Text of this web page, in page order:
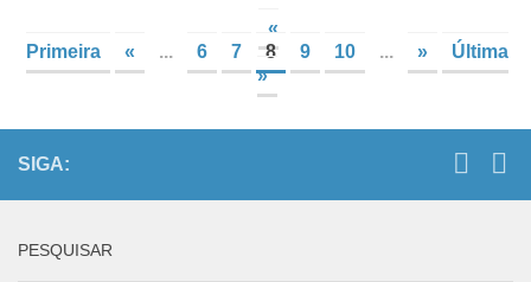
«
Primeira
« ... 6 7 8 9 10 ... »
Última
»
SIGA:
PESQUISAR